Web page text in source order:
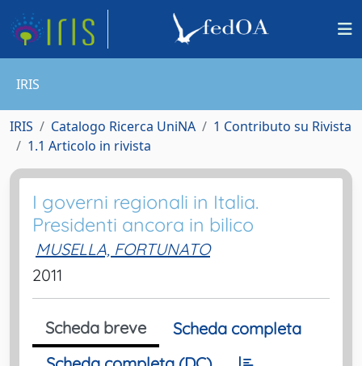
IRIS
IRIS Catalogo Ricerca UniNA
1 Contributo su Rivista
1.1 Articolo in rivista
I governi regionali in Italia.
Presidenti ancora in bilico
MUSELLA, FORTUNATO
2011
Scheda breve
Scheda completa